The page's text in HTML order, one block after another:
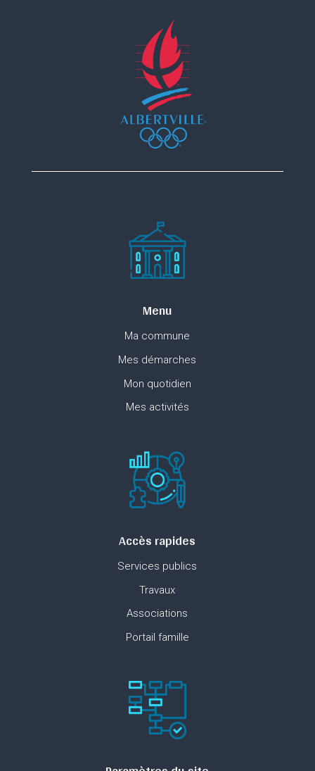
Menu
Ma commune
Mes démarches
Mon quotidien
Mes activités
Accès rapides
Services publics
Travaux
Associations
Portail famille